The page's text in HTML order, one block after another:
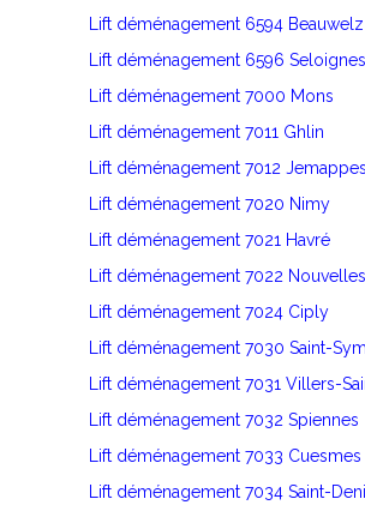
Lift déménagement 6594 Beauwelz
Lift déménagement 6596 Seloignes
Lift déménagement 7000 Mons
Lift déménagement 7011 Ghlin
Lift déménagement 7012 Jemappes
Lift déménagement 7020 Nimy
Lift déménagement 7021 Havré
Lift déménagement 7022 Nouvelles
Lift déménagement 7024 Ciply
Lift déménagement 7030 Saint-
Lift déménagement 7031 Villers-
Lift déménagement 7032 Spiennes
Lift déménagement 7033 Cuesmes
Lift déménagement 7034 Saint-